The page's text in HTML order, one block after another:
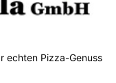
echten Pizza-Genuss